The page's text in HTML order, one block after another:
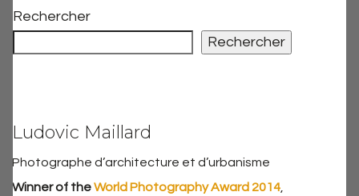
Rechercher
Rechercher
Ludovic Maillard
Photographe d’architecture et d’urbanisme
Winner of theWorld Photography Award 2014